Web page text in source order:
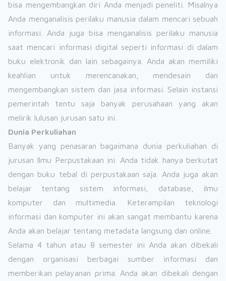
bisa mengembangkan diri Anda menjadi peneliti. Misalnya
Anda menganalisis perilaku manusia dalam mencari sebuah
informasi. Anda juga bisa menganalisis perilaku manusia
saat mencari informasi digital seperti informasi di dalam
buku elektronik dan lain sebagainya. Anda akan memiliki
keahlian untuk merencanakan, mendesain dan
mengembangkan sistem dan jasa informasi. Selain instansi
pemerintah tentu saja banyak perusahaan yang akan
melirik lulusan jurusan satu ini.
Dunia Perkuliahan
Banyak yang penasaran bagaimana dunia perkuliahan di
jurusan Ilmu Perpustakaan ini. Anda tidak hanya berkutat
dengan buku tebal di perpustakaan saja. Anda juga akan
belajar tentang sistem informasi, database, ilmu
komputer dan multimedia. Keterampilan teknologi
informasi dan komputer ini akan sangat membantu karena
Anda akan belajar tentang metadata langsung dan online.
Selama 4 tahun atau 8 semester ini Anda akan dibekali
dengan organisasi berbagai sumber informasi dan
memberikan pelayanan prima. Anda akan dibekali dengan